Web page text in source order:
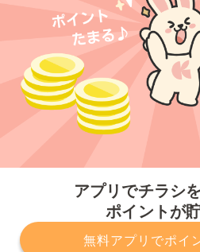
アプリでチラシ
ポイントが
無料アプリでポイ